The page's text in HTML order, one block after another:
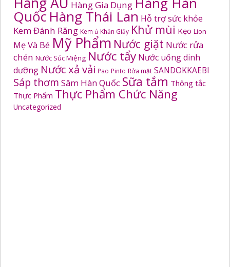
Hàng Gia Dụng
Quốc Hàng Thái Lan Hỗ trợ sức khỏe
Kem Đánh Răng Kem ủ Khăn Giấy Khử mùi Kẹo Lion
Mẹ Và Bé Mỹ Phẩm Nước giặt Nước rửa
chén Nước Súc Miệng Nước tẩy Nước uống dinh
dưỡng Nước xả vải Pao Pinto Rửa mặt SANDOKKAEBI
Sáp thơm Sâm Hàn Quốc Sữa tắm Thông tắc
Thực Phẩm Thực Phẩm Chức Năng
Uncategorized